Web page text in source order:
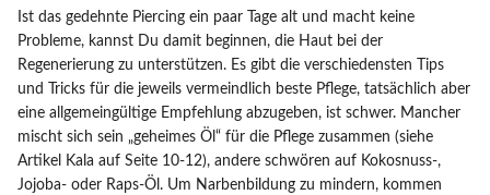
Ist das gedehnte Piercing ein paar Tage alt und macht keine
Probleme, kannst Du damit beginnen, die Haut bei der
Regenerierung zu unterstützen. Es gibt die verschiedensten Tips
und Tricks für die jeweils vermeindlich beste Pflege, tatsächlich aber
eine allgemeingültige Empfehlung abzugeben, ist schwer. Mancher
mischt sich sein „geheimes Öl“ für die Pflege zusammen (siehe
Artikel Kala auf Seite 10-12), andere schwören auf Kokosnuss-,
Jojoba- oder Raps-Öl. Um Narbenbildung zu mindern, kommen